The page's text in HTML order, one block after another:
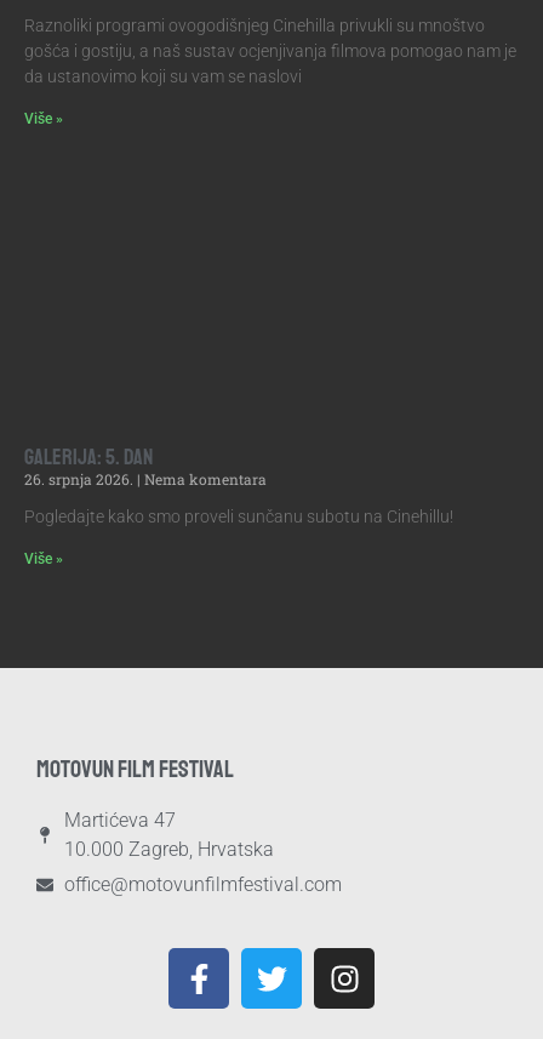
Raznoliki programi ovogodišnjeg Cinehilla privukli su mnoštvo
gošća i gostiju, a naš sustav ocjenjivanja filmova pomogao nam je
da ustanovimo koji su vam se naslovi
Više »
Galerija: 5. dan
26. srpnja 2026.
Nema komentara
Pogledajte kako smo proveli sunčanu subotu na Cinehillu!
Više »
MOTOVUN FILM FESTIVAL
Martićeva 47
10.000 Zagreb, Hrvatska
office@motovunfilmfestival.com